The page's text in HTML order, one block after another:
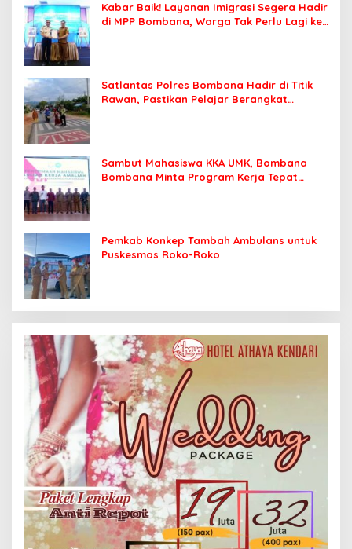
Kabar Baik! Layanan Imigrasi Segera Hadir
di MPP Bombana, Warga Tak Perlu Lagi ke
Satlantas Polres Bombana Hadir di Titik
Rawan, Pastikan Pelajar Berangkat
Sambut Mahasiswa KKA UMK, Bombana
Bombana Minta Program Kerja Tepat
Pemkab Konkep Tambah Ambulans untuk
Puskesmas Roko-Roko